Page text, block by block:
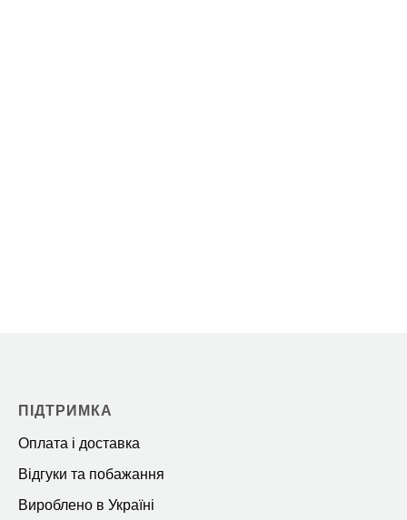
ПІДТРИМКА
Оплата і доставка
Відгуки та побажання
Вироблено в Україні